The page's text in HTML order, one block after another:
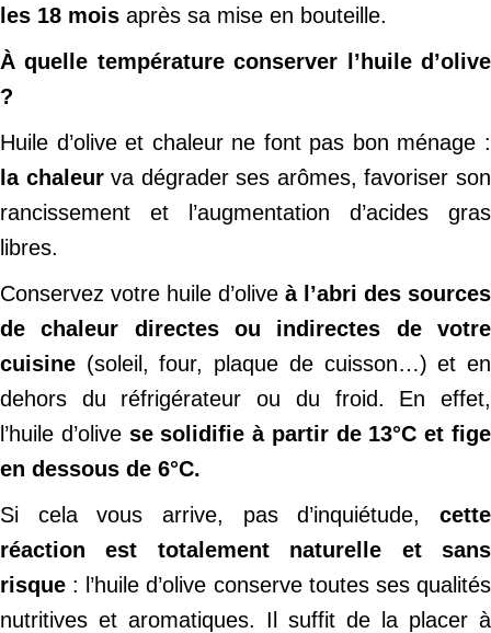
les 18 mois après sa mise en bouteille.
À quelle température conserver l’huile d’olive
?
Huile d’olive et chaleur ne font pas bon ménage :
la chaleurva dégrader ses arômes, favoriser son
rancissement et l’augmentation d’acides gras
libres.
Conservez votre huile d’olive à l’abri des sources
de chaleur directes ou indirectes de votre
cuisine (soleil, four, plaque de cuisson…) et en
dehors du réfrigérateur ou du froid. En effet,
l’huile d’olive se solidifie à partir de 13°C et fige
en dessous de 6°C.
Si cela vous arrive, pas d’inquiétude, cette
réaction est totalement naturelle et sans
risque : l’huile d’olive conserve toutes ses qualités
nutritives et aromatiques. Il suffit de la placer à